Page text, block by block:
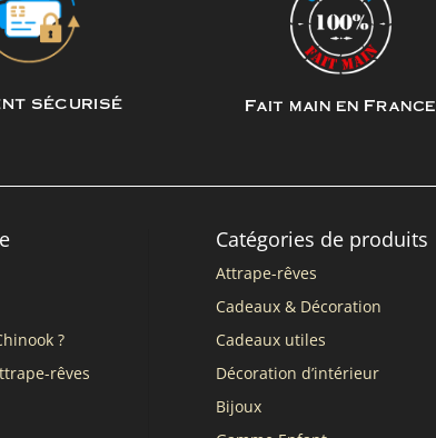
sécurisé Fait main en France
?
rêves
Catégories de produits
Attrape-rêves
Cadeaux & Décoration
Cadeaux utiles
Décoration d’intérieur
Bijoux